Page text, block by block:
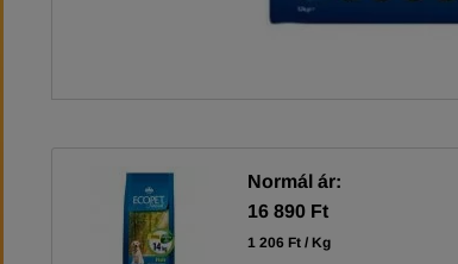
Normál ár:
16 890 Ft
1 206 Ft / Kg